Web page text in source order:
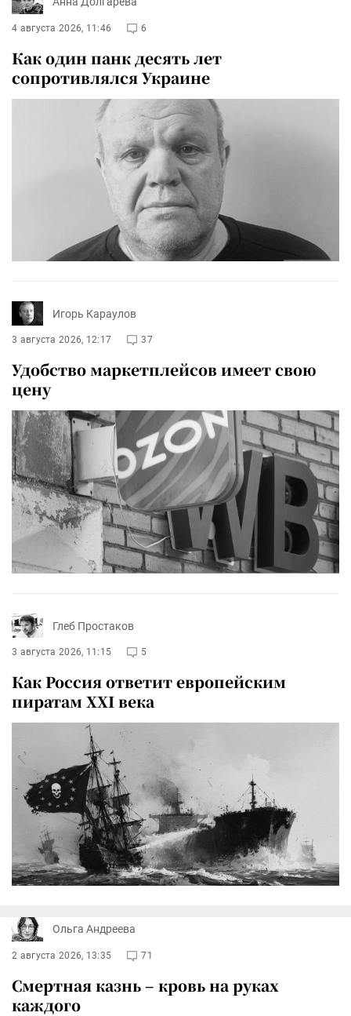
4 августа 2026, 11:46 6
Как один панк десять лет
сопротивлялся Украине
Игорь Караулов
3 августа 2026, 12:17 37
Удобство маркетплейсов имеет свою
цену
Глеб Простаков
3 августа 2026, 11:15 5
Как Россия ответит европейским
пиратам XXI века
Ольга Андреева
2 августа 2026, 13:35 71
Смертная казнь – кровь на руках
каждого